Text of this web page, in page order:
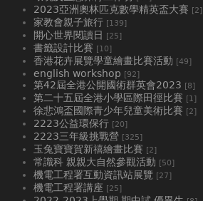
2023亞洲奧林匹克數學精英盃大賽 [2]
家教會親子旅行 [139]
開心世界閱讀日 [25]
書籤設計比賽 [10]
香港花卉展覽學童繪畫比賽活動 [49]
english workshop [92]
第42屆全港公開國術群英會2023 [8]
第二十五屆全港小學區際田徑比賽 [1]
徐悲鴻盃國際青少年兒童美術比賽 [2]
2223公益環保行 [20]
2223三年級挑戰營 [325]
玉兔寶寶賀新禧繪畫比賽 [2]
常識科 親親大自然參觀活動 [50]
機電工程署互動資訊站展覽 [27]
機電工程署講座 [25]